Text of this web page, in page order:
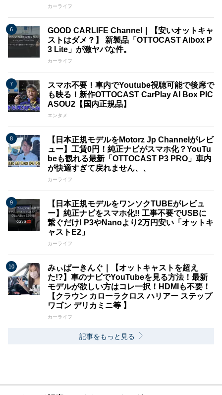
カーライフ
GOOD CARLIFE Channel｜【安いオットキャ
ストはダメ？】 新製品「OTTOCAST Aibox P
3 Lite」が激ヤバな件。
カーライフ
スマホ不要！車内でYoutube視聴可能で後席で
も映る！新作OTTOCAST CarPlay AI Box PIC
ASOU2【国内正規品】
エンタメ
【日本正規モデルをMotorz Jp Channelがレビ
ュー】工賃0円！純正ナビがスマホ化？YouTu
beも観れる最新「OTTOCAST P3 PRO」車内
が快適すぎて戻れません、、
カーライフ
【日本正規モデルをワンソクTUBEがレビュ
ー】純正ナビをスマホ化!! 工事不要でUSBに
繋ぐだけ! P3やNanoより2万円安い「オットキ
ャストE2」
カーライフ
みぃぱーきんぐ｜【オットキャストを超え
た!?】車のナビでYouTubeを見る方法！最新
モデルが欲しい方はコレ一択！HDMIも不要！
【クラウン カローラクロス ハリアー ステップ
ワゴン デリカミニ等 】
カーライフ
記事をもっと見る